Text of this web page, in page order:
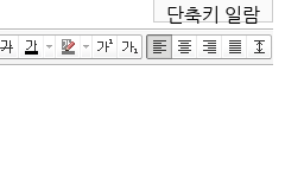
단축키 일람